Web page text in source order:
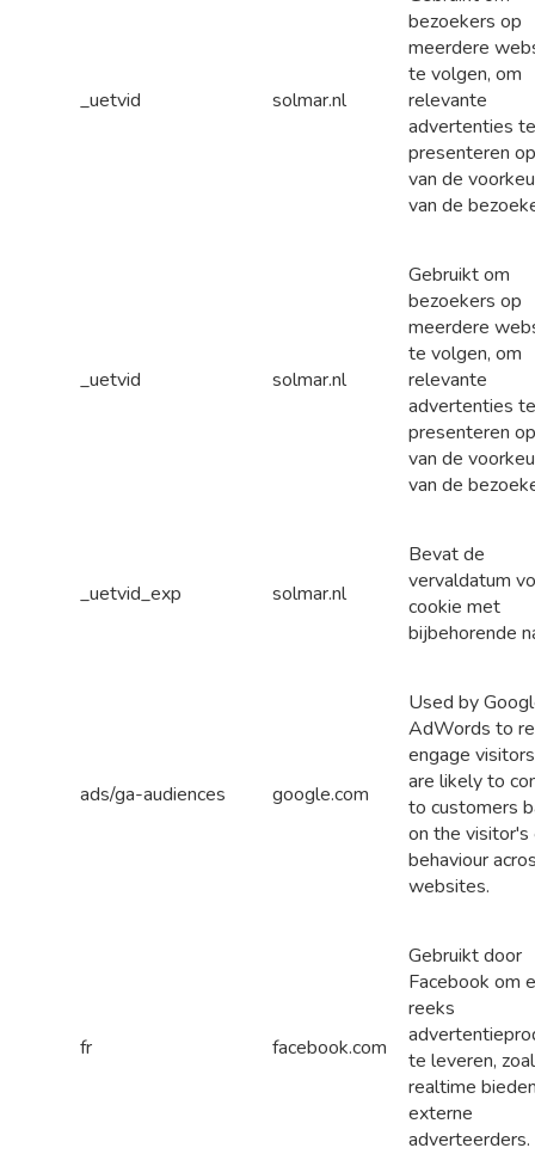
_uetvid solmar.nl
bezoekers op
meerdere
te volgen, om
relevante
advertenties te
presenteren
van de
van de
_uetvid solmar.nl
Gebruikt om
bezoekers op
meerdere
te volgen, om
relevante
advertenties te
presenteren
van de
van de
_uetvid_exp solmar.nl
Bevat de
vervaldatum
cookie met
bijbehorende
ads/ga-audiences google.com
Used by
AdWords to
engage
are likely to
to customers
on the visitor's
behaviour
websites.
fr facebook.com
Gebruikt door
Facebook om
reeks
te leveren,
realtime
externe
adverteerders.